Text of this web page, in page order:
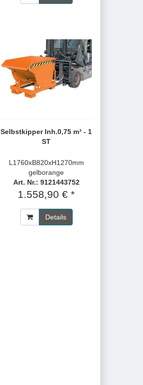
Selbstkipper Inh.0,75 m³ - 1
ST
L1760xB820xH1270mm
gelborange
Art. Nr.: 9121443752
1.558,90 € *
Details